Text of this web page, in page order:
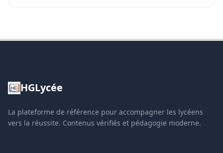
HGLycée
La plateforme de référence pour accompagner les lycéens
vers la réussite. Contenus vérifiés et pédagogie moderne.